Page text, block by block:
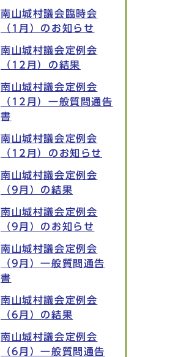
南山城村議会臨時会
（1月）のお知らせ
南山城村議会定例会
（12月）の結果
南山城村議会定例会
（12月）一般質問通告
書
南山城村議会定例会
（12月）のお知らせ
南山城村議会定例会
（9月）の結果
南山城村議会定例会
（9月）のお知らせ
南山城村議会定例会
（9月）一般質問通告
書
南山城村議会定例会
（6月）の結果
南山城村議会定例会
（6月）一般質問通告